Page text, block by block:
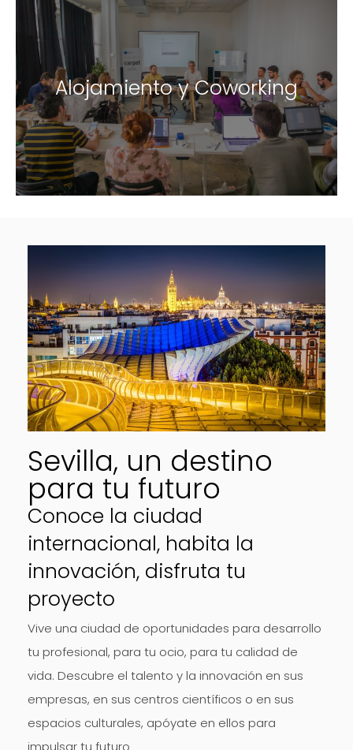
Alojamiento y Coworking
Sevilla, un destino
para tu futuro
Conoce la ciudad
internacional, habita la
innovación, disfruta tu
proyecto
Vive una ciudad de oportunidades para desarrollo
tu profesional, para tu ocio, para tu calidad de
vida. Descubre el talento y la innovación en sus
empresas, en sus centros científicos o en sus
espacios culturales, apóyate en ellos para
impulsar tu futuro